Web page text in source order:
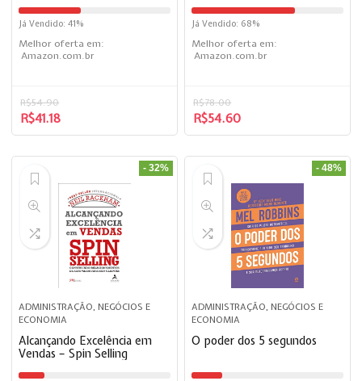
Já Vendido: 41%
Melhor oferta em:
Amazon.com.br
R$54.90
R$41.18
Já Vendido: 68%
Melhor oferta em:
Amazon.com.br
R$78.00
R$54.60
- 32%
ADMINISTRAÇÃO, NEGÓCIOS E
ECONOMIA
Alcançando Excelência em
Vendas – Spin Selling
- 48%
ADMINISTRAÇÃO, NEGÓCIOS E
ECONOMIA
O poder dos 5 segundos